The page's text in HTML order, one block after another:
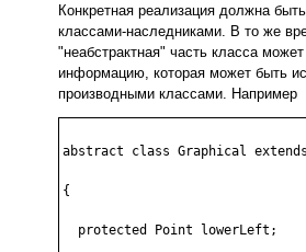
Конкретная реализация должна
классами-наследниками. В то же
"неабстрактная" часть класса
информацию, которая может быть
производными классами. Например
abstract class Graphical
{
  protected Point lowerLeft;